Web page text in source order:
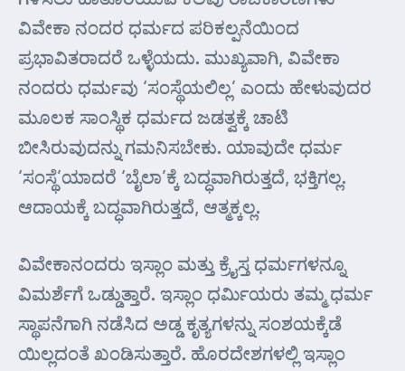
ವಿವೇಕಾ ನಂದರ ಧರ್ಮದ ಪರಿಕಲ್ಪನೆಯಿಂದ
ಪ್ರಭಾವಿತರಾದರೆ ಒಳ್ಳೆಯದು. ಮುಖ್ಯವಾಗಿ, ವಿವೇಕಾ
ನಂದರು ಧರ್ಮವು ‘ಸಂಸ್ಥೆಯಲಿಲ್ಲ’ ಎಂದು ಹೇಳುವುದರ
ಮೂಲಕ ಸಾಂಸ್ಥಿಕ ಧರ್ಮದ ಜಡತ್ವಕ್ಕೆ ಚಾಟಿ
ಬೀಸಿರುವುದನ್ನು ಗಮನಿಸಬೇಕು. ಯಾವುದೇ ಧರ್ಮ
‘ಸಂಸ್ಥೆ’ಯಾದರೆ ‘ಬೈಲಾ’ಕ್ಕೆ ಬದ್ಧವಾಗಿರುತ್ತದೆ, ಭಕ್ತಿಗಲ್ಲ.
ಆದಾಯಕ್ಕೆ ಬದ್ಧವಾಗಿರುತ್ತದೆ, ಆತ್ಮಕ್ಕಲ್ಲ.
ವಿವೇಕಾನಂದರು ಇಸ್ಲಾಂ ಮತ್ತು ಕ್ರೈಸ್ತ ಧರ್ಮಗಳನ್ನೂ
ವಿಮರ್ಶೆಗೆ ಒಡ್ಡುತ್ತಾರೆ. ಇಸ್ಲಾಂ ಧರ್ಮಿಯರು ತಮ್ಮ ಧರ್ಮ
ಸ್ಥಾಪನೆಗಾಗಿ ನಡೆಸಿದ ಅಡ್ಡ ಕೃತ್ಯಗಳನ್ನು ಸಂಶಯಕ್ಕೆಡೆ
ಯಿಲ್ಲದಂತೆ ಖಂಡಿಸುತ್ತಾರೆ. ಹೊರದೇಶಗಳಲ್ಲಿ ಇಸ್ಲಾಂ